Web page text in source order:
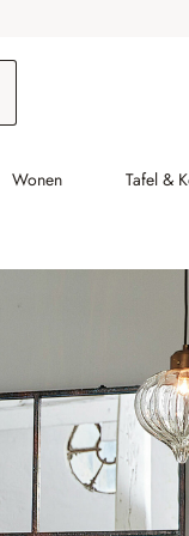
Wonen Tafel &